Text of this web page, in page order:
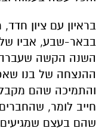
בראיון עם ציון
בבאר-שבע, אביו
השנה הקשה
ההנצחה של בנו
והתמיכה שהם
חייב לומר,
שהם בעצם